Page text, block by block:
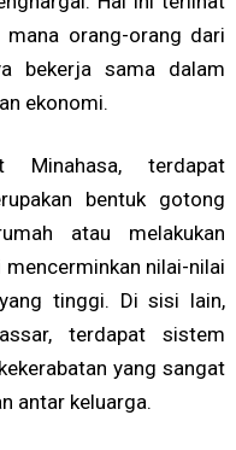
mana orang-orang dari
bekerja sama dalam
ekonomi.
Minahasa, terdapat
bentuk gotong
atau melakukan
nilai-nilai
tinggi. Di sisi lain,
terdapat sistem
yang sangat
antar keluarga.